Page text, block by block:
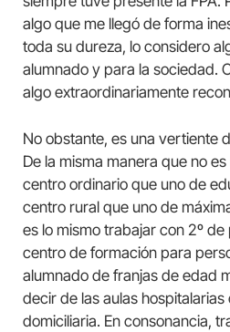
algo que me llegó de forma
toda su dureza, lo considero
alumnado y para la sociedad.
algo extraordinariamente
No obstante, es una vertiente
De la misma manera que no
centro ordinario que uno de
centro rural que uno de
es lo mismo trabajar con 2º
centro de formación para
alumnado de franjas de edad
decir de las aulas hospitalarias
domiciliaria. En consonancia,